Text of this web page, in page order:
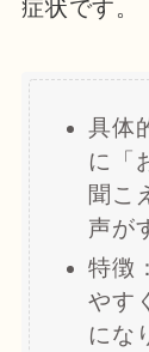
症状です。
具体
に「
聞こ
声が
特徴
やす
にな